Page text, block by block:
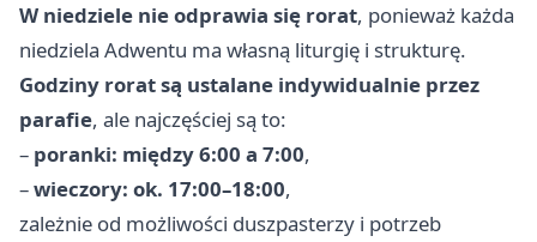
W niedziele nie odprawia się rorat, ponieważ każda
niedziela Adwentu ma własną liturgię i strukturę.
Godziny rorat są ustalane indywidualnie przez
parafie, ale najczęściej są to:
– poranki: między 6:00 a 7:00,
–wieczory: ok. 17:00–18:00,
zależnie od możliwości duszpasterzy i potrzeb